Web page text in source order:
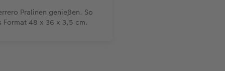
Pralinen genießen. So
48 x 36 x 3,5 cm.